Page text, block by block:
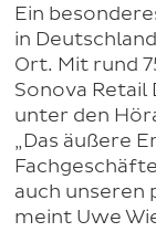
Ein
in
Ort. Mit rund
Sonova Retail
unter den
„Das äußere
auch unseren
meint Uwe